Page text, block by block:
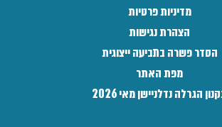
מדיניות פרטיות
הצהרת נגישות
הסדר פשרה בתביעה ייצוגית
מפת האתר
הגרלה נדלניישן מאי 2026